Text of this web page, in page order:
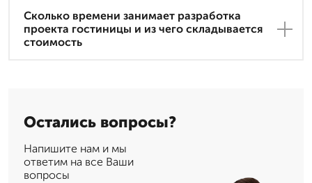
Сколько времени занимает разработка
проекта гостиницы и из чего складывается
стоимость
Остались вопросы?
Напишите нам и мы
ответим на все Ваши
вопросы